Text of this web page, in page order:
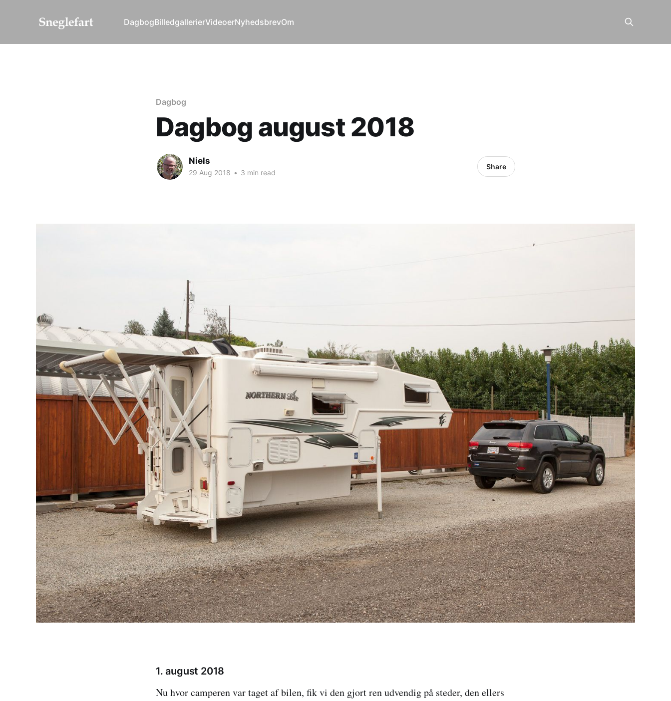
DagbogBilledgallerierVideoerNyhedsbrevOm
Dagbog
Dagbog august 2018
Niels
29 Aug 2018 • 3 min read
Share
1. august 2018
Nu hvor camperen var taget af bilen, fik vi den gjort ren udvendig på steder, den ellers